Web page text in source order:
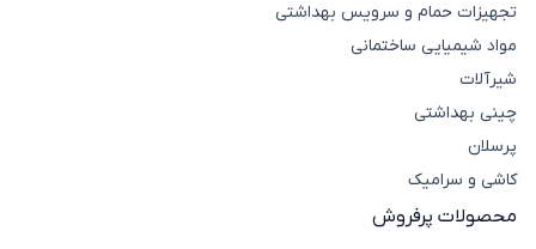
تجهیزات حمام و سرویس بهداشتی
مواد شیمیایی ساختمانی
شیرآلات
چینی بهداشتی
پرسلان
کاشی و سرامیک
محصولات پرفروش